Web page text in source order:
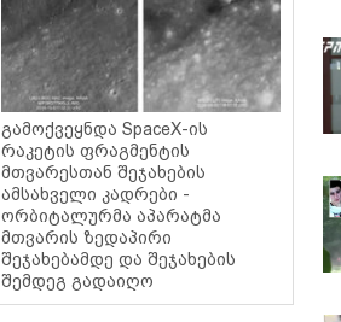
გამოქვეყნდა SpaceX-ის
რაკეტის ფრაგმენტის
მთვარესთან შეჯახების
ამსახველი კადრები -
ორბიტალურმა აპარატმა
მთვარის ზედაპირი
შეჯახებამდე და შეჯახების
შემდეგ გადაიღო